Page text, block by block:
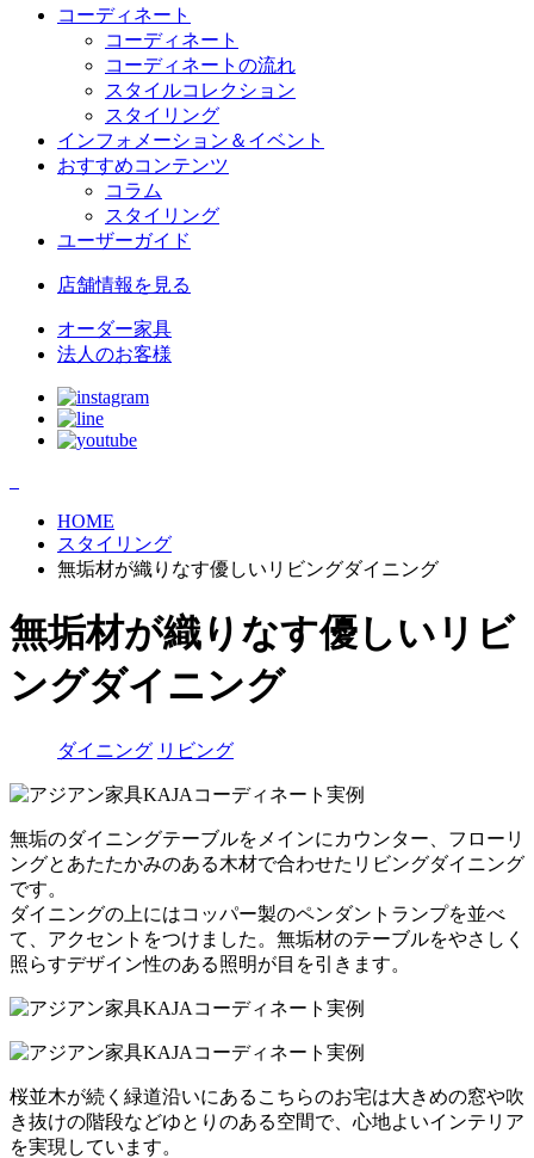
コーディネート
コーディネート
コーディネートの流れ
スタイルコレクション
スタイリング
インフォメーション＆イベント
おすすめコンテンツ
コラム
スタイリング
ユーザーガイド
店舗情報 を見る
オーダー家具
法人のお客様
HOME
スタイリング
無垢材が織りなす優しいリビングダイニング
無垢材が織りなす優しいリビ
ングダイニング
ダイニング リビング
無垢のダイニングテーブルをメインにカウンター、フローリ
ングとあたたかみのある木材で合わせたリビングダイニング
です。
ダイニングの上にはコッパー製のペンダントランプを並べ
て、アクセントをつけました。無垢材のテーブルをやさしく
照らすデザイン性のある照明が目を引きます。
桜並木が続く緑道沿いにあるこちらのお宅は大きめの窓や吹
き抜けの階段などゆとりのある空間で、心地よいインテリア
を実現しています。